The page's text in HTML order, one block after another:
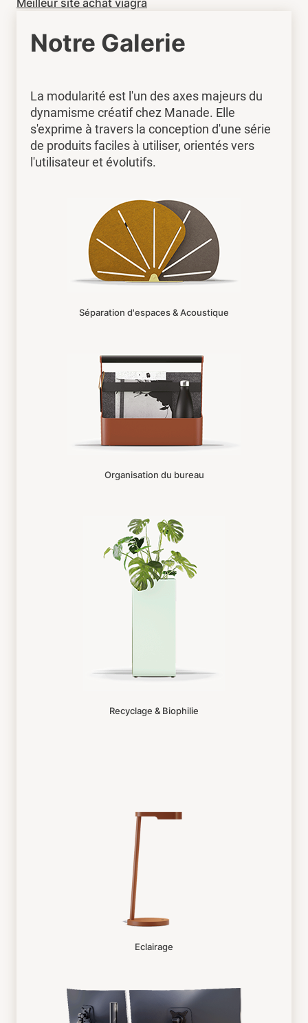
Meilleur site achat viagra
Notre Galerie
La modularité est l'un des axes majeurs du
dynamisme créatif chez Manade. Elle
s'exprime à travers la conception d'une série
de produits faciles à utiliser, orientés vers
l'utilisateur et évolutifs.
Séparation d'espaces & Acoustique
Organisation du bureau
Recyclage & Biophilie
Eclairage